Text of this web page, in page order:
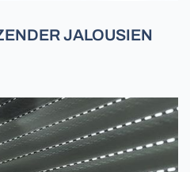
JALOUSIEN